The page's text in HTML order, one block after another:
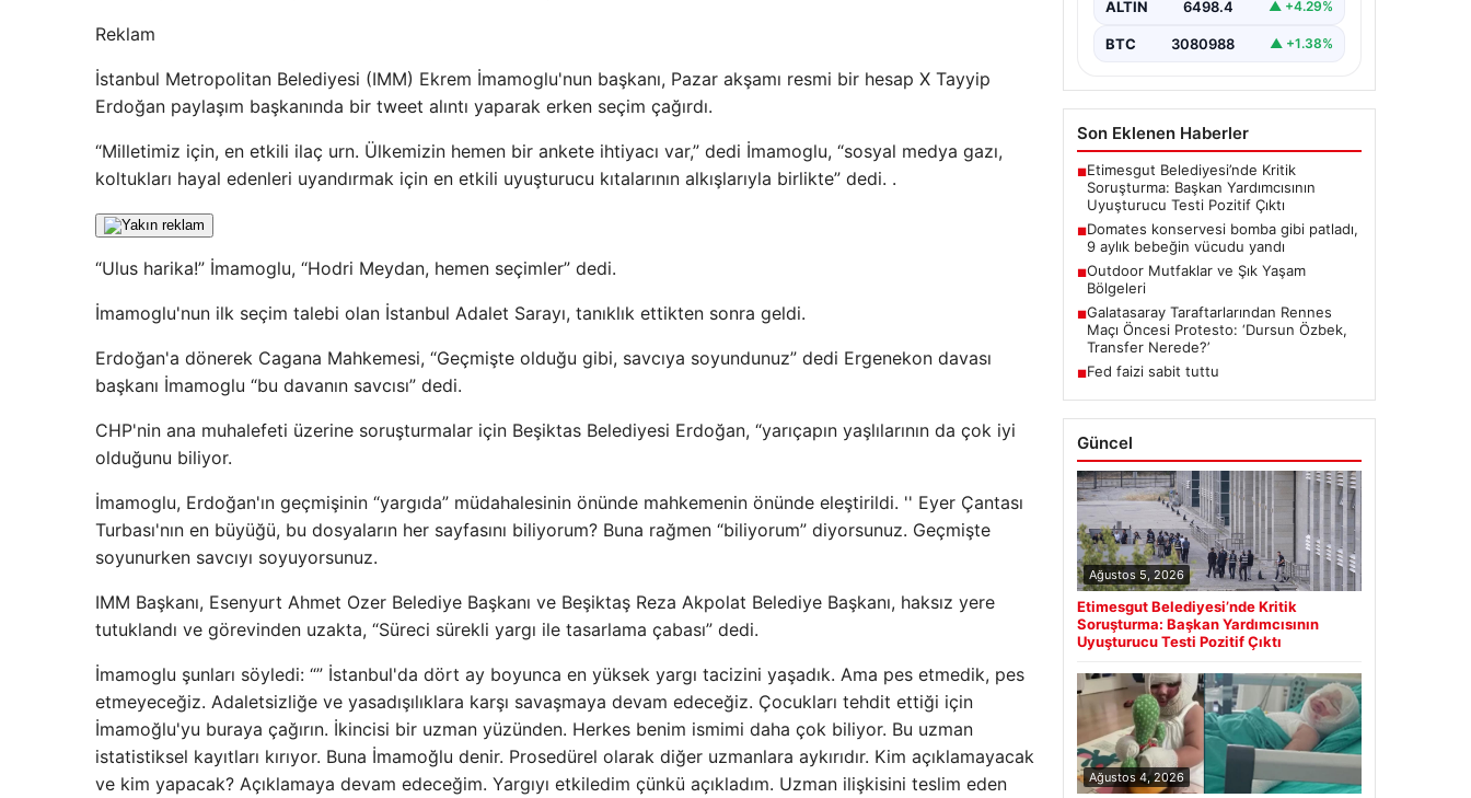
Reklam
İstanbul Metropolitan Belediyesi (IMM) Ekrem İmamoglu'nun başkanı, Pazar akşamı resmi bir hesap X Tayyip
Erdoğan paylaşım başkanında bir tweet alıntı yaparak erken seçim çağırdı.
“Milletimiz için, en etkili ilaç urn. Ülkemizin hemen bir ankete ihtiyacı var,” dedi İmamoglu, “sosyal medya gazı,
koltukları hayal edenleri uyandırmak için en etkili uyuşturucu kıtalarının alkışlarıyla birlikte” dedi. .
“Ulus harika!” İmamoglu, “Hodri Meydan, hemen seçimler” dedi.
İmamoglu'nun ilk seçim talebi olan İstanbul Adalet Sarayı, tanıklık ettikten sonra geldi.
Erdoğan'a dönerek Cagana Mahkemesi, “Geçmişte olduğu gibi, savcıya soyundunuz” dedi Ergenekon davası
başkanı İmamoglu “bu davanın savcısı” dedi.
CHP'nin ana muhalefeti üzerine soruşturmalar için Beşiktas Belediyesi Erdoğan, “yarıçapın yaşlılarının da çok iyi
olduğunu biliyor.
İmamoglu, Erdoğan'ın geçmişinin “yargıda” müdahalesinin önünde mahkemenin önünde eleştirildi. '' Eyer Çantası
Turbası'nın en büyüğü, bu dosyaların her sayfasını biliyorum? Buna rağmen “biliyorum” diyorsunuz. Geçmişte
soyunurken savcıyı soyuyorsunuz.
IMM Başkanı, Esenyurt Ahmet Ozer Belediye Başkanı ve Beşiktaş Reza Akpolat Belediye Başkanı, haksız yere
tutuklandı ve görevinden uzakta, “Süreci sürekli yargı ile tasarlama çabası” dedi.
İmamoglu şunları söyledi: “” İstanbul'da dört ay boyunca en yüksek yargı tacizini yaşadık. Ama pes etmedik, pes
etmeyeceğiz. Adaletsizliğe ve yasadışılıklara karşı savaşmaya devam edeceğiz. Çocukları tehdit ettiği için
İmamoğlu'yu buraya çağırın. İkincisi bir uzman yüzünden. Herkes benim ismimi daha çok biliyor. Bu uzman
istatistiksel kayıtları kırıyor. Buna İmamoğlu denir. Prosedürel olarak diğer uzmanlara aykırıdır. Kim açıklamayacak
ve kim yapacak? Açıklamaya devam edeceğim. Yargıyı etkiledim çünkü açıkladım. Uzman ilişkisini teslim eden
ALTIN 6498.4 ▲ +4.29%
BTC 3080988 ▲ +1.38%
Son Eklenen Haberler
■Etimesgut Belediyesi’nde Kritik
Soruşturma: Başkan Yardımcısının
Uyuşturucu Testi Pozitif Çıktı
■Domates konservesi bomba gibi patladı,
9 aylık bebeğin vücudu yandı
■Outdoor Mutfaklar ve Şık Yaşam
Bölgeleri
■Galatasaray Taraftarlarından Rennes
Maçı Öncesi Protesto: ‘Dursun Özbek,
Transfer Nerede?’
■Fed faizi sabit tuttu
Güncel
Ağustos 5, 2026
Etimesgut Belediyesi’nde Kritik
Soruşturma: Başkan Yardımcısının
Uyuşturucu Testi Pozitif Çıktı
Ağustos 4, 2026